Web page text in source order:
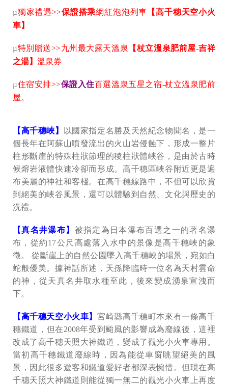
µ獨家禮遇>>保證搭乘網紅泡泡列車 【高千穗天空小火
車】
µ特別贈送>>九州最大露天溫泉
【杖立溫泉肥前屋-吉祥
之湯】 溫泉券
µ住宿安排>>保證入住百選溫泉五星之宿-杖立溫泉肥前
屋。
【高千穗峽】
以國家指定名勝及天然紀念物聞名，是一
個長年在阿蘇山噴發流出的火山岩侵蝕下，形成一整片
柱形斷崖的特殊柱狀節理的稜柱狀體峽谷，是由於古時
候熔岩液體快速冷卻而形成。高千穗區峽谷附近更是遍
布美麗的神社和客棧。在高千穗線路中，不但可以欣賞
到絕美的峽谷風景，還可以體驗到自然、文化與歷史的
洗禮。
【真名井瀑布】 被指定為日本瀑布百選之一的著名瀑
布，從約17公尺高處落入水中的景像是高千穗峽的象
徵。 從斷崖上的自然公園墜入高千穗峽的場景，宛如白
蛇般優美。據神話所述，天孫降臨時一位名為天村雲命
的神，從天真名井取水種至此，後來變成湧泉宣洩而
下。
【高千穗天空小火車】宮崎縣高千穗町本來有一條高千
穗鐵道，但在2008年受到颱風的影響成為廢線後，這裡
改成了高千穗天照大神鐵道，變成了觀光小火車專用。
當初高千穗鐵道廢線時，因為能從車窗眺望絕美的風
景，因此很多遊客和鐵道愛好者都深表惋惜。但現在高
千穗天照大神鐵道則能從獨一無二的觀光小火車上再度